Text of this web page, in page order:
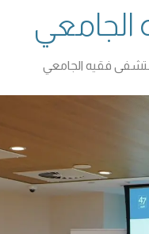
الجامعي
فقيه الجامعي